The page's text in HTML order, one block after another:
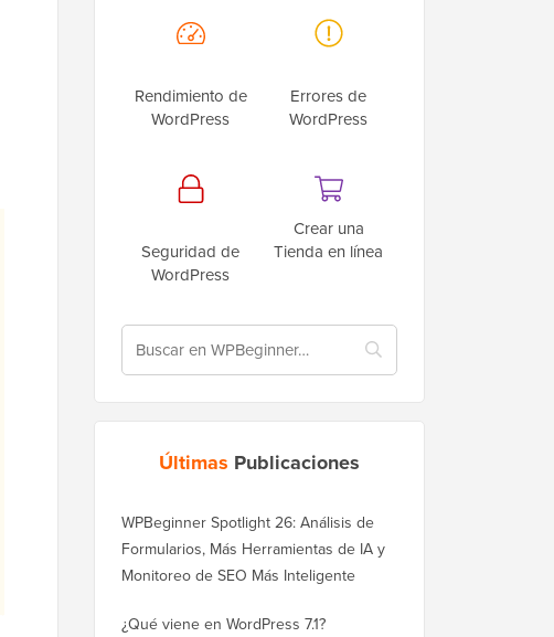
Rendimiento de
WordPress
Errores de
WordPress
Seguridad de
WordPress
Crear una
Tienda en línea
Últimas Publicaciones
WPBeginner Spotlight 26: Análisis de
Formularios, Más Herramientas de IA y
Monitoreo de SEO Más Inteligente
¿Qué viene en WordPress 7.1?